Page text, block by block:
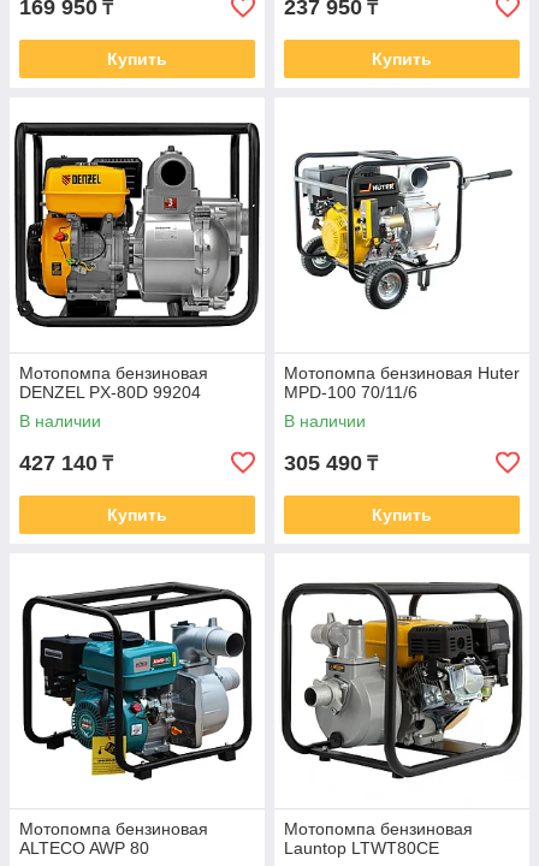
169 950 ₸
Купить
237 950 ₸
Купить
Мотопомпа бензиновая
DENZEL PX-80D 99204
В наличии
427 140 ₸
Купить
Мотопомпа бензиновая Huter
MPD-100 70/11/6
В наличии
305 490 ₸
Купить
Мотопомпа бензиновая
ALTECO AWP 80
Мотопомпа бензиновая
Launtop LTWT80CE